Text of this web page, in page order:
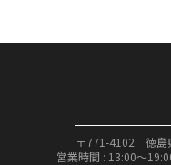
〒771-4102 徳島
営業時間 : 13:00〜